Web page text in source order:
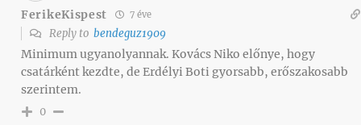
FerikeKispest 7 éve
Reply to bendeguz1909
Minimum ugyanolyannak. Kovács Niko előnye, hogy
csatárként kezdte, de Erdélyi Boti gyorsabb, erőszakosabb
szerintem.
0